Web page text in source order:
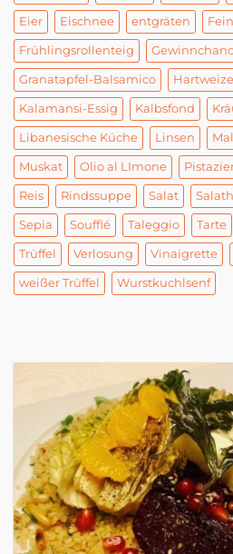
Eier Eischnee entgräten
Frühlingsrollenteig
Granatapfel-Balsamico
Kalamansi-Essig Kalbsfond
Libanesische Küche Linsen
Muskat Olio al LImone
Reis Rindssuppe Salat
Sepia Soufflé Taleggio Tarte
Trüffel Verlosung Vinaigrette
weißer Trüffel Wurstkuchlsenf